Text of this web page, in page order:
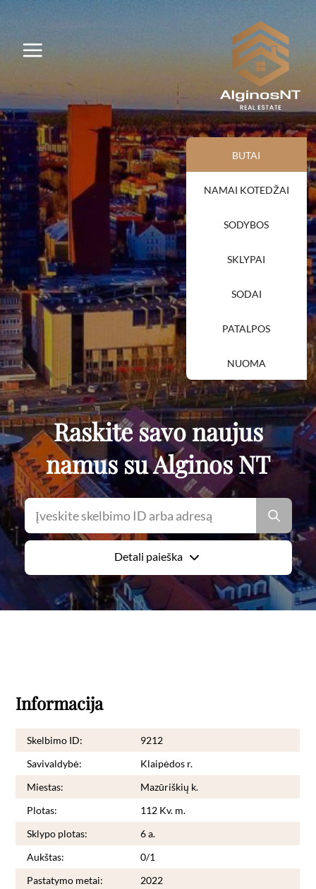
BUTAI
NAMAI KOTEDŽAI
SODYBOS
SKLYPAI
SODAI
PATALPOS
NUOMA
Raskite savo naujus
namus su Alginos NT
Detali paieška
Informacija
Skelbimo ID:
9212
Savivaldybė:
Klaipėdos r.
Miestas:
Mazūriškių k.
Plotas:
112 Kv. m.
Sklypo plotas:
6 a.
Aukštas:
0/1
Pastatymo metai:
2022